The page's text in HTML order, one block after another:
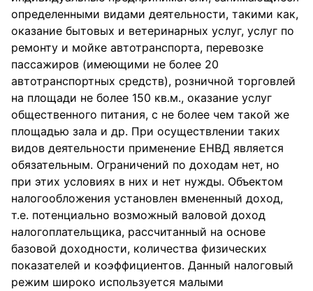
определенными видами деятельности, такими как,
оказание бытовых и ветеринарных услуг, услуг по
ремонту и мойке автотранспорта, перевозке
пассажиров (имеющими не более 20
автотранспортных средств), розничной торговлей
на площади не более 150 кв.м., оказание услуг
общественного питания, с не более чем такой же
площадью зала и др. При осуществлении таких
видов деятельности применение ЕНВД является
обязательным. Ограничений по доходам нет, но
при этих условиях в них и нет нужды. Объектом
налогообложения установлен вмененный доход,
т.е. потенциально возможный валовой доход
налогоплательщика, рассчитанный на основе
базовой доходности, количества физических
показателей и коэффициентов. Данный налоговый
режим широко используется малыми